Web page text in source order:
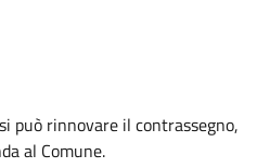
può rinnovare il contrassegno,
al Comune.